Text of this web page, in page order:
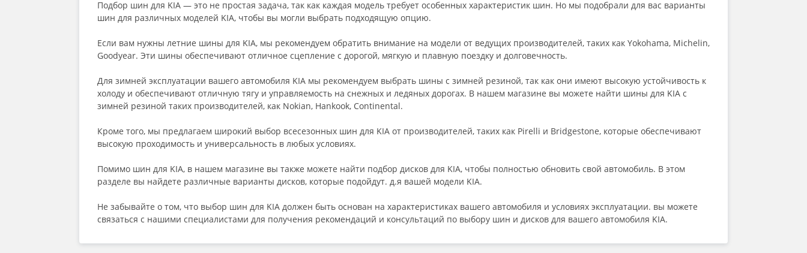
Fronway
Goform
Greentrac
Grenlander
HABILEAD
HiFly
ILINK
Imperial
Kapsen
Подбор шин для KIA — это не простая задача, так как каждая модель требует особенных характеристик шин. Но мы подобрали для вас варианты
шин для различных моделей KIA, чтобы вы могли выбрать подходящую опцию.
Если вам нужны летние шины для KIA, мы рекомендуем обратить внимание на модели от ведущих производителей, таких как Yokohama, Michelin,
Goodyear. Эти шины обеспечивают отличное сцепление с дорогой, мягкую и плавную поездку и долговечность.
Для зимней эксплуатации вашего автомобиля KIA мы рекомендуем выбрать шины с зимней резиной, так как они имеют высокую устойчивость к
холоду и обеспечивают отличную тягу и управляемость на снежных и ледяных дорогах. В нашем магазине вы можете найти шины для KIA с
зимней резиной таких производителей, как Nokian, Hankook, Continental.
Кроме того, мы предлагаем широкий выбор всесезонных шин для KIA от производителей, таких как Pirelli и Bridgestone, которые обеспечивают
высокую проходимость и универсальность в любых условиях.
Помимо шин для KIA, в нашем магазине вы также можете найти подбор дисков для KIA, чтобы полностью обновить свой автомобиль. В этом
разделе вы найдете различные варианты дисков, которые подойдут. д.я вашей модели KIA.
Не забывайте о том, что выбор шин для KIA должен быть основан на характеристиках вашего автомобиля и условиях эксплуатации. вы можете
связаться с нашими специалистами для получения рекомендаций и консультаций по выбору шин и дисков для вашего автомобиля KIA.